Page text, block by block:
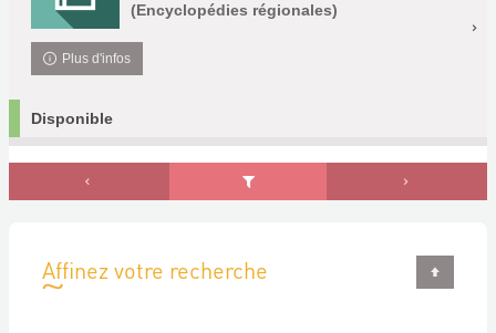
(Encyclopédies régionales)
Plus d'infos
Disponible
Affinez votre recherche